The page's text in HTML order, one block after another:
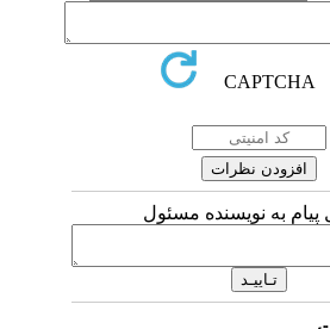
به نویسنده مسئول